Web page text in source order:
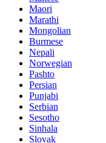
Maori
Marathi
Mongolian
Burmese
Nepali
Norwegian
Pashto
Persian
Punjabi
Serbian
Sesotho
Sinhala
Slovak